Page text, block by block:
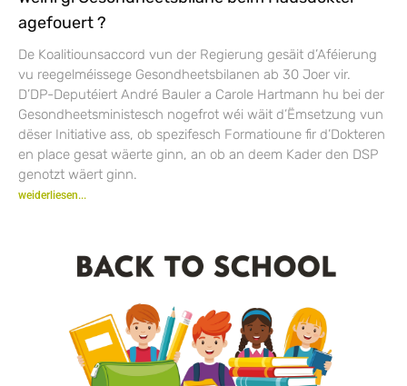
agefouert ?
De Koalitiounsaccord vun der Regierung gesäit d’Aféierung
vu reegelméissege Gesondheetsbilanen ab 30 Joer vir.
D’DP-Deputéiert André Bauler a Carole Hartmann hu bei der
Gesondheetsministesch nogefrot wéi wäit d’Ëmsetzung vun
dëser Initiative ass, ob spezifesch Formatioune fir d’Dokteren
en place gesat wäerte ginn, an ob an deem Kader den DSP
genotzt wäert ginn.
weiderliesen...